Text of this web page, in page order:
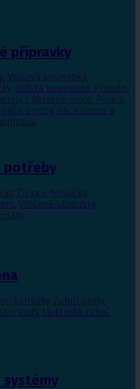
přípravky
, Vlasová kosmetika,
, Dětská kosmetika, Přírodní
z Mrtvého moře, Péče o
Péče o nohy, Péče o ruce a
potřeby
, Žínky a houbičky
, Vlhčené ubrousky,
kartáčky, Zubní pasty,
vody, Elektrické zubní
systémy